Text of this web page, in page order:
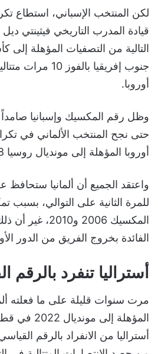
لكن المنتخب الإسباني، استطاع
قيادة المدرب التاريخي فيثينتي
جنوب إفريقيا
أوروبا.
حتى نجح المنتخب الألماني في
أوروبا المؤهلة إلى مونديال روسيا 2018.
واعتقد الجميع أن ألمانيا
للمرة الثانية على التوالي، بسبب
المكسيك 2006
الفائدة بخروج الفريق من الدور
أستراليا تنفرد بالرقم
مرت سنوات قليلة على ما فعلته
المؤهلة إلى
أستراليا من الانفراد بالرقم